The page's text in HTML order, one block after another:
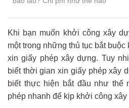
Khi bạn muốn khởi công xây
một trong những thủ tục bắt
xin giấy phép xây dựng. Tuy
biết thời gian xin giấy phép xây
biết thực hiện bắt đầu như thế
phép nhanh để kịp khởi công